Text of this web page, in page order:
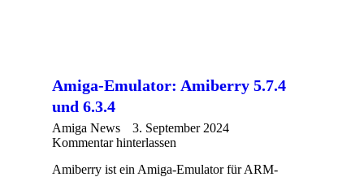
Amiga-Emulator: Amiberry 5.7.4
und 6.3.4
Amiga News
3. September 2024
Kommentar hinterlassen
Amiberry ist ein Amiga-Emulator für ARM-